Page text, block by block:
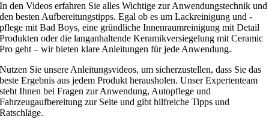
In den Videos erfahren Sie alles Wichtige zur Anwendungstechnik und
den besten Aufbereitungstipps. Egal ob es um Lackreinigung und -
pflege mit Bad Boys, eine gründliche Innenraumreinigung mit Detail
Produkten oder die langanhaltende Keramikversiegelung mit Ceramic
Pro geht – wir bieten klare Anleitungen für jede Anwendung.
Nutzen Sie unsere Anleitungsvideos, um sicherzustellen, dass Sie das
beste Ergebnis aus jedem Produkt herausholen. Unser Expertenteam
steht Ihnen bei Fragen zur Anwendung, Autopflege und
Fahrzeugaufbereitung zur Seite und gibt hilfreiche Tipps und
Ratschläge.